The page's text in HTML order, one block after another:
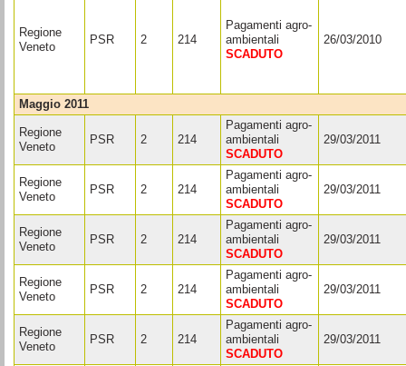
Regione
Veneto
PSR 2 214
Pagamenti agro-
ambientali
SCADUTO
26/03/2010
maggio 2011
Regione
Veneto
PSR 2 214
Pagamenti agro-
ambientali
SCADUTO
29/03/2011
Regione
Veneto
PSR 2 214
Pagamenti agro-
ambientali
SCADUTO
29/03/2011
Regione
Veneto
PSR 2 214
Pagamenti agro-
ambientali
SCADUTO
29/03/2011
Regione
Veneto
PSR 2 214
Pagamenti agro-
ambientali
SCADUTO
29/03/2011
Regione
Veneto
PSR 2 214
Pagamenti agro-
ambientali
SCADUTO
29/03/2011